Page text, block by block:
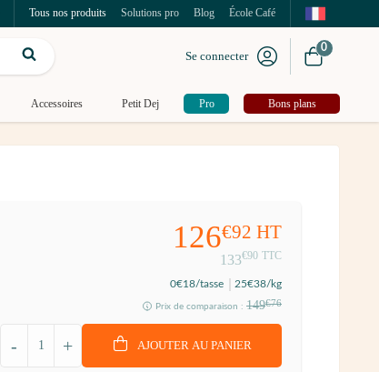
Tous nos produits Solutions pro Blog École Café
Se connecter
0
Accessoires Petit Dej Pro Bons plans
126€92 HT
133€90 TTC
0€18/tasse 25€38/kg
Prix de comparaison : 149€76
+
- AJOUTER AU PANIER